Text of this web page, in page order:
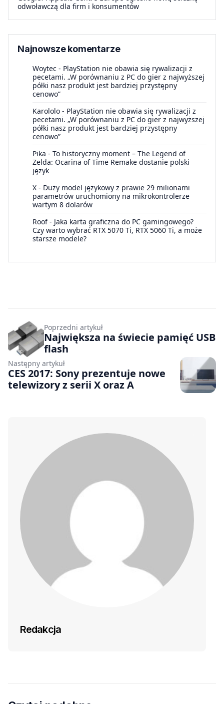
odwoławczą dla firm i konsumentów
Najnowsze komentarze
Woytec - PlayStation nie obawia się rywalizacji z
pecetami. „W porównaniu z PC do gier z najwyższej
półki nasz produkt jest bardziej przystępny
cenowo”
Karololo - PlayStation nie obawia się rywalizacji z
pecetami. „W porównaniu z PC do gier z najwyższej
półki nasz produkt jest bardziej przystępny
cenowo”
Pika - To historyczny moment – The Legend of
Zelda: Ocarina of Time Remake dostanie polski
język
X - Duży model językowy z prawie 29 milionami
parametrów uruchomiony na mikrokontrolerze
wartym 8 dolarów
Roof- Jaka karta graficzna do PC gamingowego?
Czy warto wybrać RTX 5070 Ti, RTX 5060 Ti, a może
starsze modele?
Poprzedni artykuł
Największa na świecie pamięć USB
flash
Następny artykuł
CES 2017: Sony prezentuje nowe
telewizory z serii X oraz A
Redakcja